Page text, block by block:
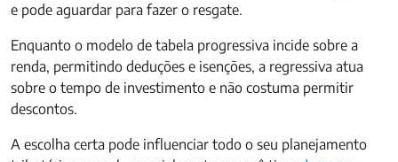
e pode aguardar para fazer o resgate.
Enquanto o modelo de tabela progressiva incide sobre a
renda, permitindo deduções e isenções, a regressiva atua
sobre o tempo de investimento e não costuma permitir
descontos.
A escolha certa pode influenciar todo o seu planejamento